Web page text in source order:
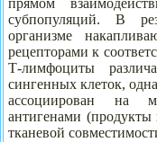
прямом
субпопуляций. В
организме
рецепторами к
Т-лимфоциты
сингенных клеток,
ассоциирован на
антигенами (продукты
тканевой